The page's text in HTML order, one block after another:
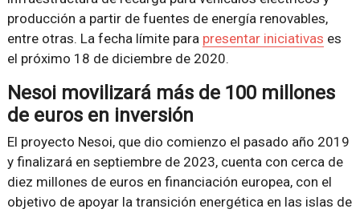
producción a partir de fuentes de energía renovables,
entre otras. La fecha límite para presentar iniciativas es
el próximo 18 de diciembre de 2020.
Nesoi movilizará más de 100 millones
de euros en inversión
El proyecto Nesoi, que dio comienzo el pasado año 2019
y finalizará en septiembre de 2023, cuenta con cerca de
diez millones de euros en financiación europea, con el
objetivo de apoyar la transición energética en las islas de